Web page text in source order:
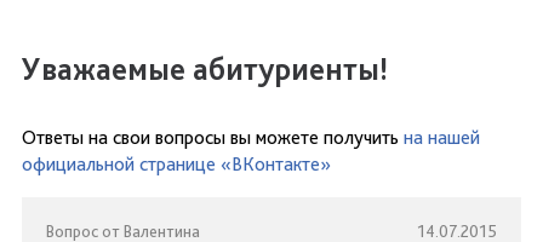
Уважаемые абитуриенты!
Ответы на свои вопросы вы можете получить на нашей
официальной странице «ВКонтакте»
Вопрос от Валентина 14.07.2015